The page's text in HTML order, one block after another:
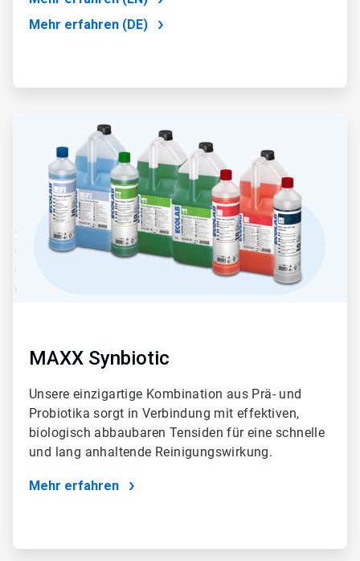
Mehr erfahren (DE)
MAXX Synbiotic
Unsere einzigartige Kombination aus Prä- und
Probiotika sorgt in Verbindung mit effektiven,
biologisch abbaubaren Tensiden für eine schnelle
und lang anhaltende Reinigungswirkung.
Mehr erfahren